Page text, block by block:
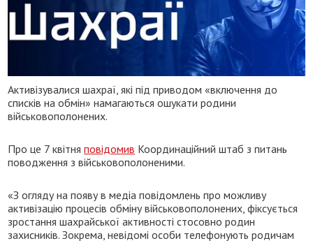
Активізувалися шахраї, які під приводом «включення до
списків на обмін» намагаються ошукати родини
військовополонених.
Про це 7 квітняповідомив Координаційний штаб з питань
поводження з військовополоненими.
«З огляду на появу в медіа повідомлень про можливу
активізацію процесів обміну військовополонених, фіксується
зростання шахрайської активності стосовно родин
захисників. Зокрема, невідомі особи телефонують родичам